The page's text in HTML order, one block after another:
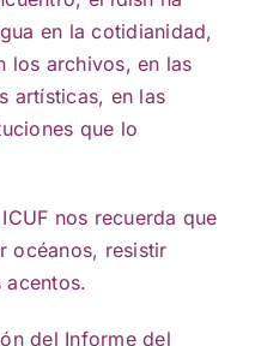
en la cotidianidad,
los archivos, en las
artísticas, en las
que lo
nos recuerda que
océanos, resistir
acentos.
del Informe del